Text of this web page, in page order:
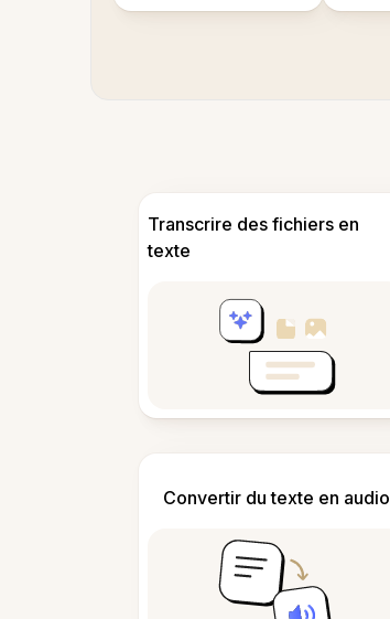
Transcrire des fichiers en
texte
Convertir du texte en audio